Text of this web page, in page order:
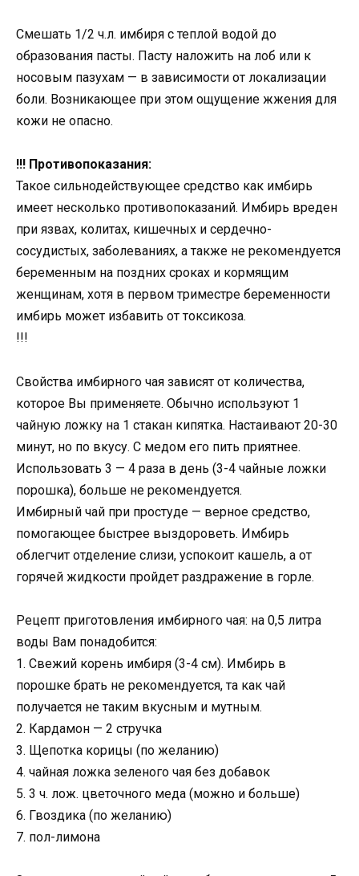
Смешать 1/2 ч.л. имбиря с теплой водой до
образования пасты. Пасту наложить на лоб или к
носовым пазухам — в зависимости от локализации
боли. Возникающее при этом ощущение жжения для
кожи не опасно.
!!! Противопоказания:
Такое сильнодействующее средство как имбирь
имеет несколько противопоказаний. Имбирь вреден
при язвах, колитах, кишечных и сердечно-
сосудистых, заболеваниях, а также не рекомендуется
беременным на поздних сроках и кормящим
женщинам, хотя в первом триместре беременности
имбирь может избавить от токсикоза.
!!!
Свойства имбирного чая зависят от количества,
которое Вы применяете. Обычно используют 1
чайную ложку на 1 стакан кипятка. Настаивают 20-30
минут, но по вкусу. С медом его пить приятнее.
Использовать 3 — 4 раза в день (3-4 чайные ложки
порошка), больше не рекомендуется.
Имбирный чай при простуде — верное средство,
помогающее быстрее выздороветь. Имбирь
облегчит отделение слизи, успокоит кашель, а от
горячей жидкости пройдет раздражение в горле.
Рецепт приготовления имбирного чая: на 0,5 литра
воды Вам понадобится:
1. Свежий корень имбиря (3-4 см). Имбирь в
порошке брать не рекомендуется, та как чай
получается не таким вкусным и мутным.
2. Кардамон — 2 стручка
3. Щепотка корицы (по желанию)
4. чайная ложка зеленого чая без добавок
5. 3 ч. лож. цветочного меда (можно и больше)
6. Гвоздика (по желанию)
7. пол-лимона